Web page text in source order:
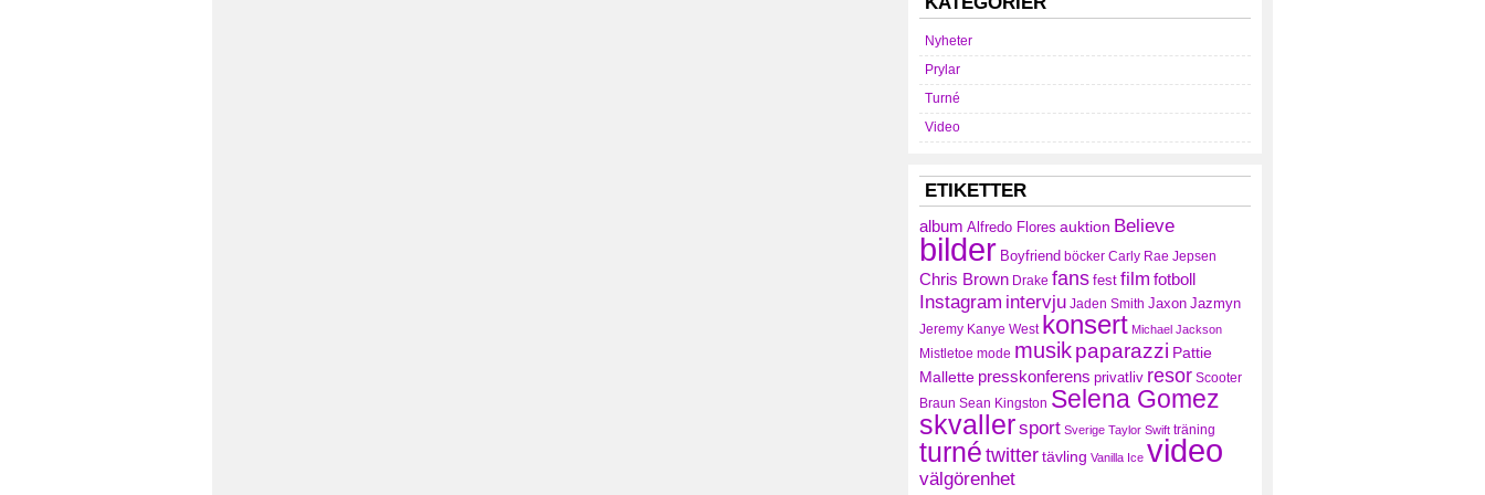
Nyheter
Prylar
Turné
Video
ETIKETTER
album Alfredo Flores auktion Believe
bilder Boyfriend böcker Carly Rae Jepsen
Chris Brown Drake fans fest film fotboll
Instagram intervju Jaden Smith Jaxon Jazmyn
Jeremy Kanye West konsert Michael Jackson
Mistletoe mode musikpaparazzi Pattie
Mallette presskonferens privatliv resor Scooter
Braun Sean Kingston Selena Gomez
skvallersport Sverige Taylor Swift träning
turné twittertävling Vanilla Ice video
välgörenhet